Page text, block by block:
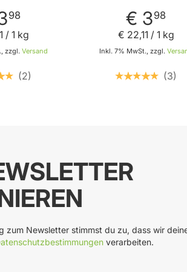
Wolf
98
zzgl. Versand
/ 1 kg
2
Ramsa Wolf
€ 398
Inkl. 7% MwSt., zzgl.
€ 22,11 / 1 kg
3
zum Newsletter stimmst du zu, dass wir
verarbeiten.